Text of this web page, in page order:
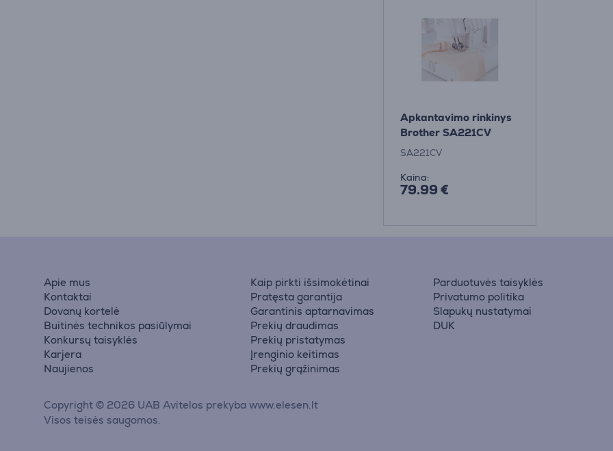
Apkantavimo rinkinys
Brother SA221CV
SA221CV
Kaina:
79.99 €
Apie mus
Kontaktai
Dovanų kortelė
Buitinės technikos pasiūlymai
Konkursų taisyklės
Karjera
Naujienos
Kaip pirkti išsimokėtinai
Pratęsta garantija
Garantinis aptarnavimas
Prekių draudimas
Prekių pristatymas
Įrenginio keitimas
Prekių grąžinimas
Parduotuvės taisyklės
Privatumo politika
Slapukų nustatymai
DUK
Copyright © 2026 UAB Avitelos prekyba www.elesen.lt
Visos teisės saugomos.